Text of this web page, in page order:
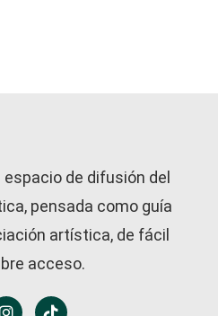
de difusión del
pensada como guía
artística, de fácil
acceso.